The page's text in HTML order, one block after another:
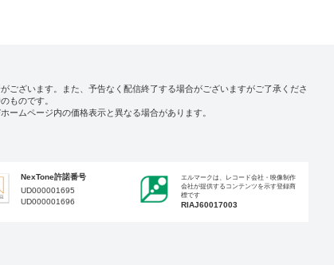
ございます。また、予告なく配信終了する場合がございますがご了承くださ
ものです。
ームページ内の価格表示と異なる場合があります。
NexTone許諾番号
UD000001695
UD000001696
エルマークは、レコード会社・映像制作
会社が提供するコンテンツを示す登録商
標です
RIAJ60017003